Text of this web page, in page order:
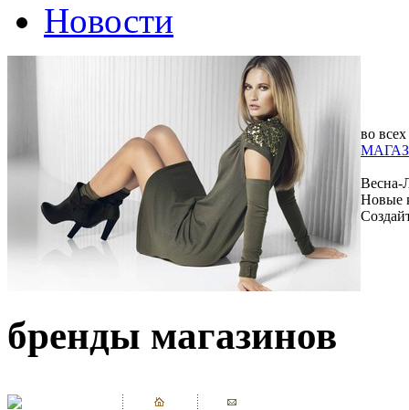
Новости
во всех
Весна-
Новые
бренды магазинов